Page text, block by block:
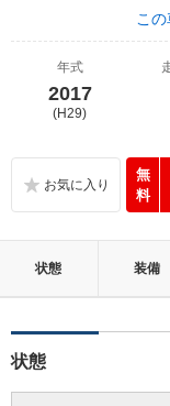
こ
年式
2017
(H29)
無
料
状態 装備
状態